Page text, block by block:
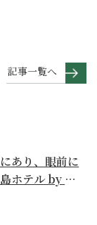
記事一覧へ
あり、眼前に
ホテル by 星